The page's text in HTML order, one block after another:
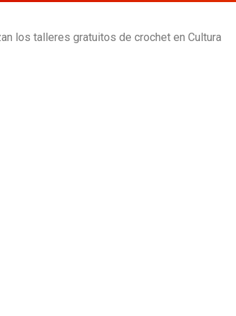
los talleres gratuitos de crochet en Cultura